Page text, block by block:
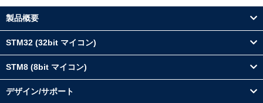
製品概要
STM32 (32bit マイコン)
STM8 (8bit マイコン)
デザイン/サポート